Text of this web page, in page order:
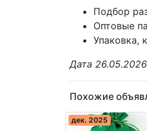
Подбор
Оптовые
Упаковка,
Дата 26.05.2026
Похожие
дек. 2025